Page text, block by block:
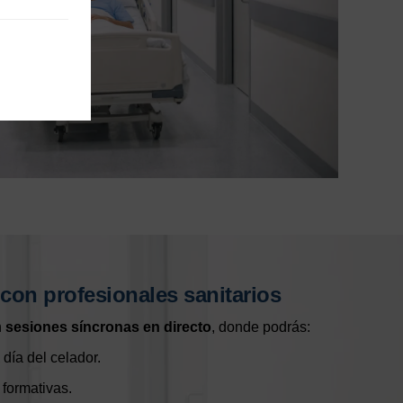
profesionales sanitarios
sesiones síncronas en directo, donde podrás:
del celador.